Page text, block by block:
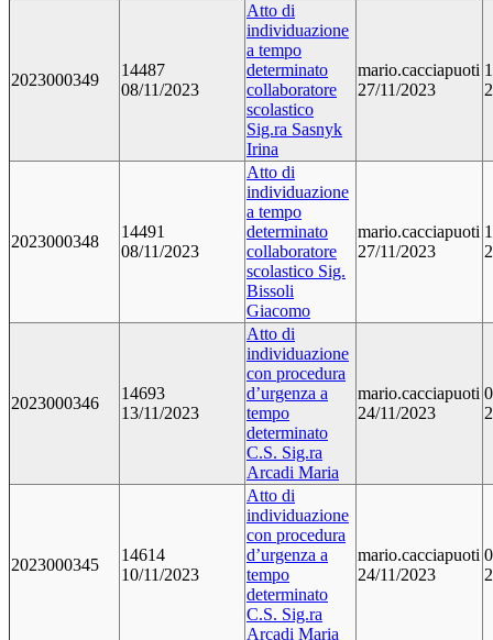
2023000349
14487
08/11/2023
Atto di
individuazione
a tempo
determinato
collaboratore
scolastico
Sig.ra Sasnyk
Irina
mario.cacciapuoti
27/11/2023
2023000348
14491
08/11/2023
Atto di
individuazione
a tempo
determinato
collaboratore
scolastico Sig.
Bissoli
Giacomo
mario.cacciapuoti
27/11/2023
2023000346
14693
13/11/2023
Atto di
individuazione
con procedura
d’urgenza a
tempo
determinato
C.S. Sig.ra
Arcadi Maria
mario.cacciapuoti
24/11/2023
2023000345
14614
10/11/2023
Atto di
individuazione
con procedura
d’urgenza a
tempo
determinato
C.S. Sig.ra
Arcadi Maria
mario.cacciapuoti
24/11/2023